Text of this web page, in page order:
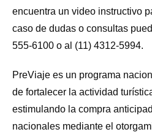
encuentra un video instructivo
caso de dudas o consultas
555-6100 o al (11) 4312-5994.
PreViaje es un programa
de fortalecer la actividad
estimulando la compra
nacionales mediante el